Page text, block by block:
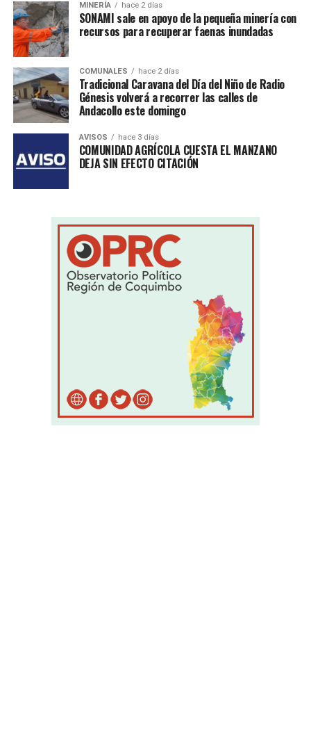
MINERÍA hace 2 días
SONAMI sale en apoyo de la pequeña minería con
recursos para recuperar faenas inundadas
COMUNALES hace 2 días
Tradicional Caravana del Día del Niño de Radio
Génesis volverá a recorrer las calles de
Andacollo este domingo
AVISOS hace 3 días
COMUNIDAD AGRÍCOLA CUESTA EL MANZANO
DEJA SIN EFECTO CITACIÓN